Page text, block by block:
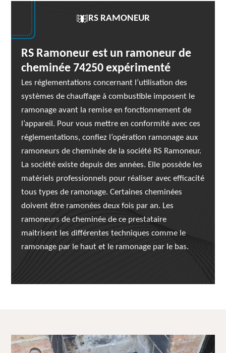
RS RAMONEUR
RS Ramoneur est un ramoneur de
cheminée 74250 expérimenté
Les réglementations concernant l’utilisation des
systèmes de chauffage à combustible imposent le
ramonage avant la remise en fonctionnement de
l’appareil. Pour vous mettre en conformité avec ces
réglementations, confiez l’opération ramonage aux
ramoneurs de cheminée de la société RS Ramoneur.
La société existe depuis des années. Elle possède les
matériels professionnels pour réaliser avec efficacité
tous types de ramonage. Certaines cheminées
doivent être ramonées deux fois par an. Les
ramoneurs de cheminée de ce prestataire
maitrisent les différentes techniques comme le
ramonage par le haut et le ramonage par le bas.